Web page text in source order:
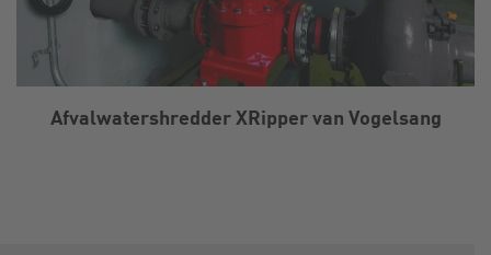
Afvalwatershredder XRipper van Vogelsang